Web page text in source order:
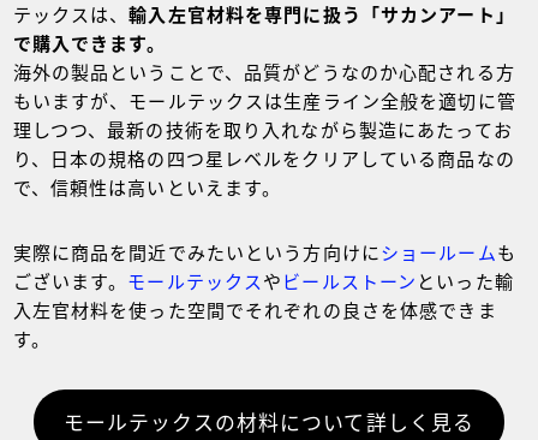
テックスは、輸入左官材料を専門に扱う「サカンアート」
で購入できます。
海外の製品ということで、品質がどうなのか心配される方
もいますが、モールテックスは生産ライン全般を適切に管
理しつつ、最新の技術を取り入れながら製造にあたってお
り、日本の規格の四つ星レベルをクリアしている商品なの
で、信頼性は高いといえます。
実際に商品を間近でみたいという方向けにショールームも
ございます。 モールテックスやビールストーン といった輸
入左官材料を使った空間でそれぞれの良さを体感できま
す。
モールテックスの材料について詳しく見る